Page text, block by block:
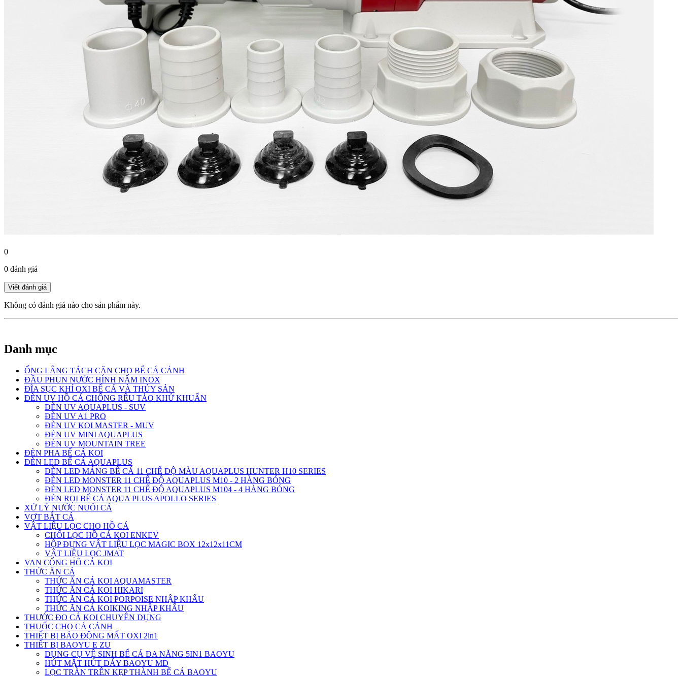
0
0 đánh giá
Không có đánh giá nào cho sản phẩm này.
Danh mục
ỐNG LẮNG TÁCH CẶN CHO BỂ CÁ CẢNH
ĐẦU PHUN NƯỚC HÌNH NẤM INOX
ĐĨA SỤC KHÍ OXI BỂ CÁ VÀ THỦY SẢN
ĐÈN UV HỒ CÁ CHỐNG RÊU TẢO KHỬ KHUẨN
ĐÈN UV AQUAPLUS - SUV
ĐÈN UV A1 PRO
ĐÈN UV KOI MASTER - MUV
ĐÈN UV MINI AQUAPLUS
ĐÈN UV MOUNTAIN TREE
ĐÈN PHA BỂ CÁ KOI
ĐÈN LED BỂ CÁ AQUAPLUS
ĐÈN LED MÁNG BỂ CÁ 11 CHẾ ĐỘ MÀU AQUAPLUS HUNTER H10 SERIES
ĐÈN LED MONSTER 11 CHẾ ĐỘ AQUAPLUS M10 - 2 HÀNG BÓNG
ĐÈN LED MONSTER 11 CHẾ ĐỘ AQUAPLUS M104 - 4 HÀNG BÓNG
ĐÈN RỌI BỂ CÁ AQUA PLUS APOLLO SERIES
XỬ LÝ NƯỚC NUÔI CÁ
VỢT BẮT CÁ
VẬT LIỆU LỌC CHO HỒ CÁ
CHỔI LỌC HỒ CÁ KOI ENKEV
HỘP ĐỰNG VẬT LIỆU LỌC MAGIC BOX 12x12x11CM
VẬT LIỆU LỌC JMAT
VAN CỔNG HÔ CÁ KOI
THỨC ĂN CÁ
THỨC ĂN CÁ KOI AQUAMASTER
THỨC ĂN CÁ KOI HIKARI
THỨC ĂN CÁ KOI PORPOISE NHẬP KHẨU
THỨC ĂN CÁ KOIKING NHẬP KHẨU
THƯỚC ĐO CÁ KOI CHUYÊN DỤNG
THUỐC CHO CÁ CẢNH
THIẾT BỊ BÁO ĐỘNG MẤT OXI 2in1
THIẾT BỊ BAOYU E ZU
DỤNG CỤ VỆ SINH BỂ CÁ ĐA NĂNG 5IN1 BAOYU
HÚT MẶT HÚT ĐÁY BAOYU MD
LỌC TRÀN TRÊN KẸP THÀNH BỂ CÁ BAOYU